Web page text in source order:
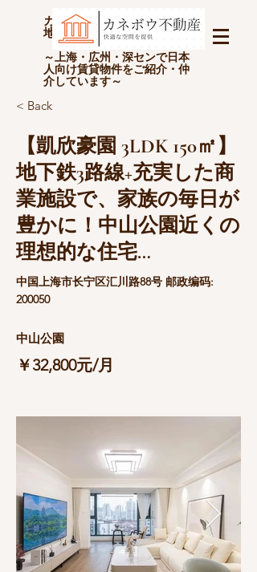
カネボウ不動産(上海金坊房
地产经纪有限公司)
～上海・広州・深センで日本
人向け賃貸物件をご紹介・仲
介しています～
< Back
【凱欣豪園 3LDK 150㎡】
地下鉄3路線+充実した商
業施設で、家族の毎日が
豊かに！中山公園近くの
理想的な住宅…
中国上海市长宁区汇川路88号 邮政编码:
200050
中山公園
￥32,800元/月